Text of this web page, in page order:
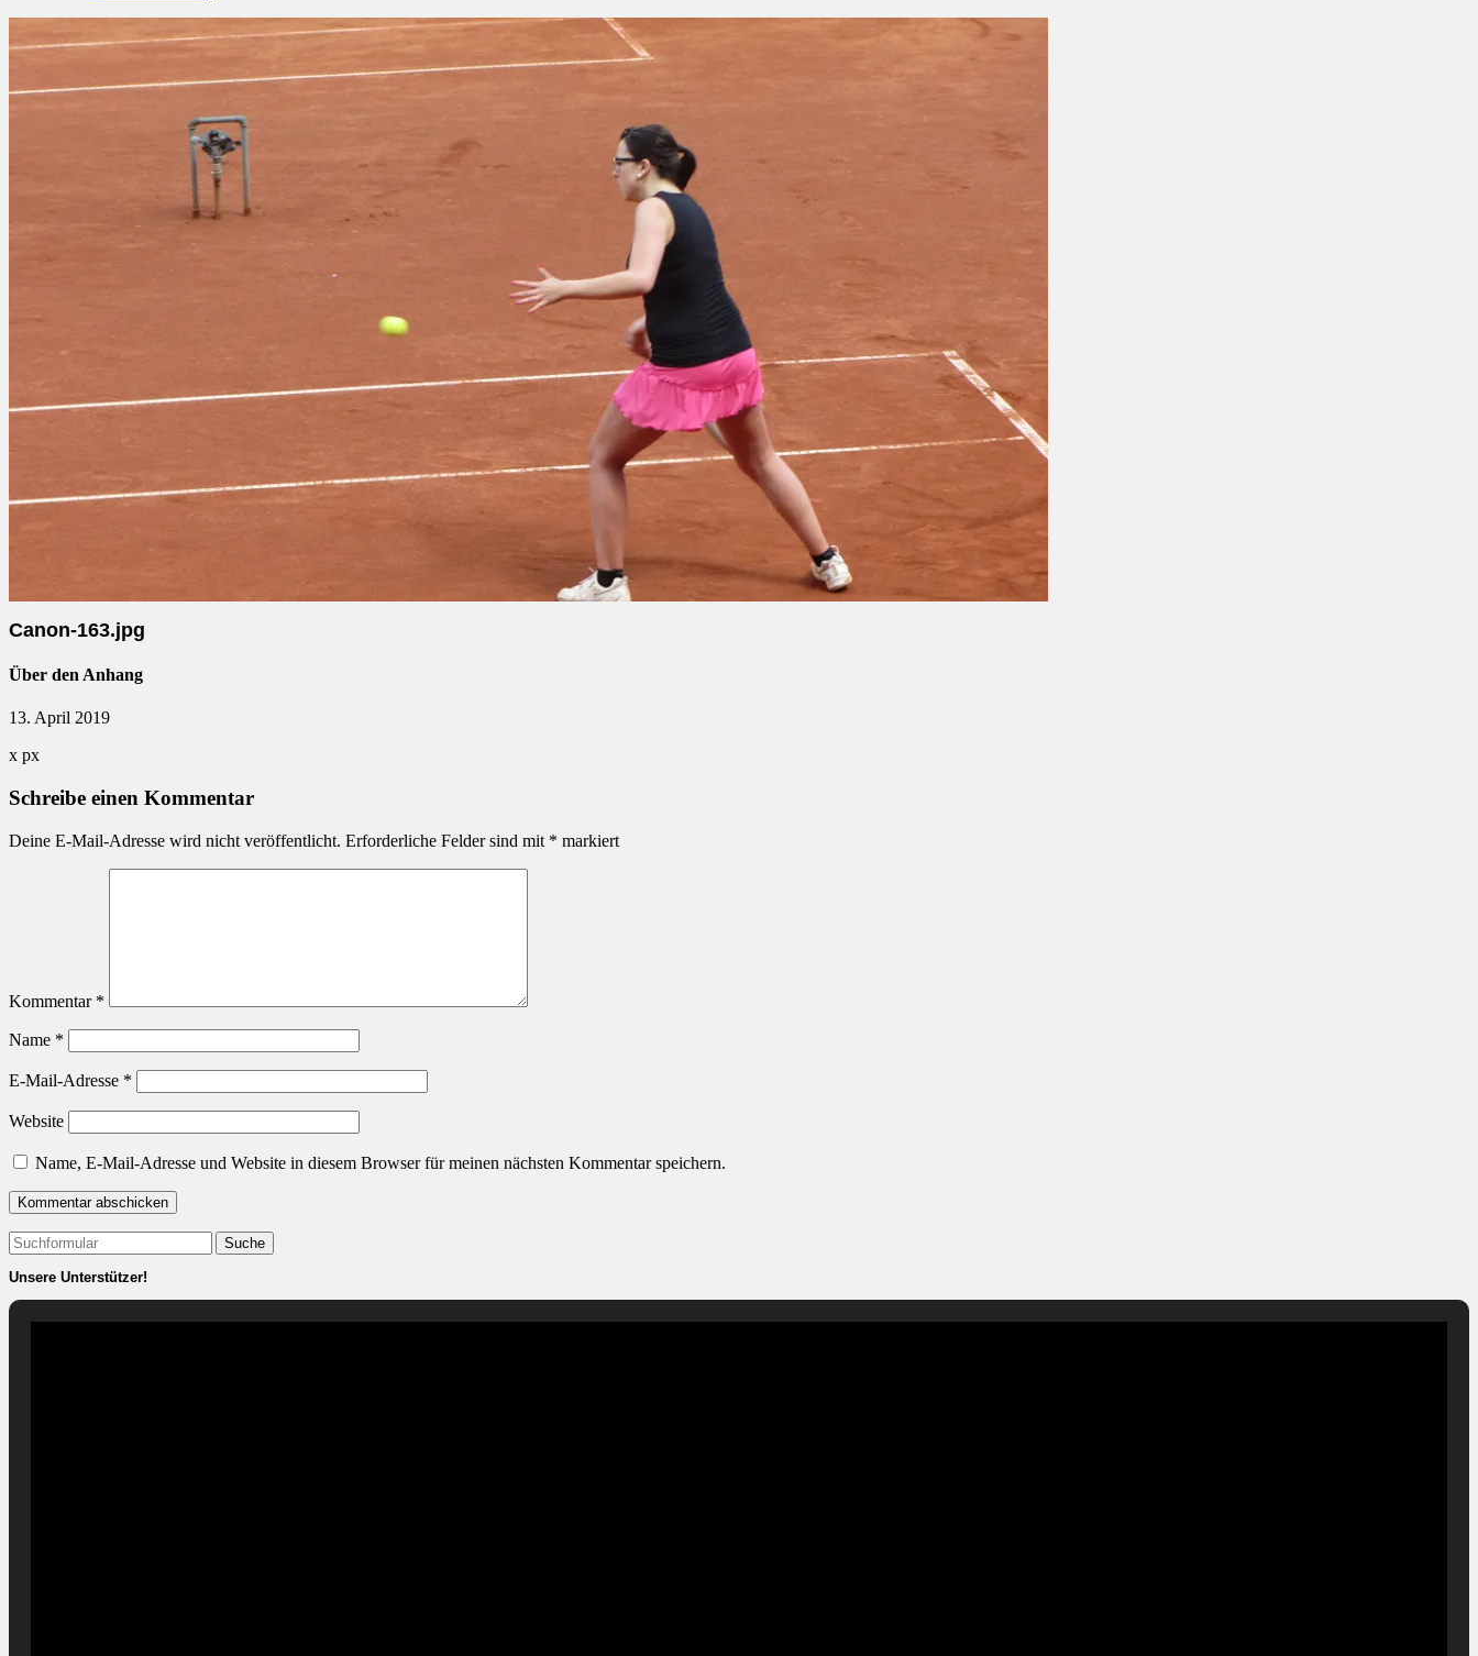
Canon-163.jpg
Über den Anhang
13. April 2019
x px
Schreibe einen Kommentar
Deine E-Mail-Adresse wird nicht veröffentlicht. Erforderliche Felder sind mit * markiert
Kommentar *
Name *
E-Mail-Adresse *
Website
Name, E-Mail-Adresse und Website in diesem Browser für meinen nächsten Kommentar speichern.
Suchen
nach:
Unsere Unterstützer!